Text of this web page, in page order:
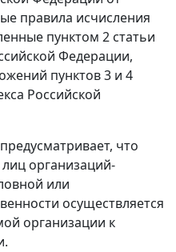
правила исчисления
пунктом 2 статьи
Федерации,
пунктов 3 и 4
Российской
что
организаций-
или
осуществляется
организации к